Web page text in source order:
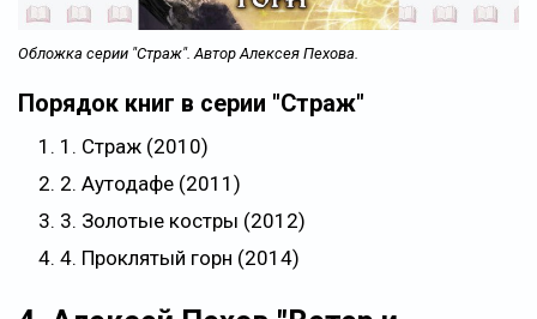
Обложка серии "Страж". Автор Алексея Пехова.
Порядок книг в серии "Страж"
1. Страж (2010)
2. Аутодафе (2011)
3. Золотые костры (2012)
4. Проклятый горн (2014)